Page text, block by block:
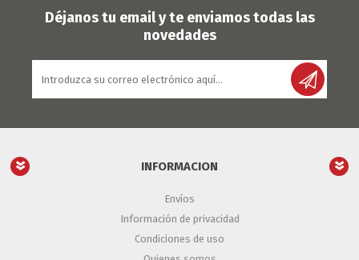
Déjanos tu email y te enviamos todas las
novedades
INFORMACION
Envíos
Información de privacidad
Condiciones de uso